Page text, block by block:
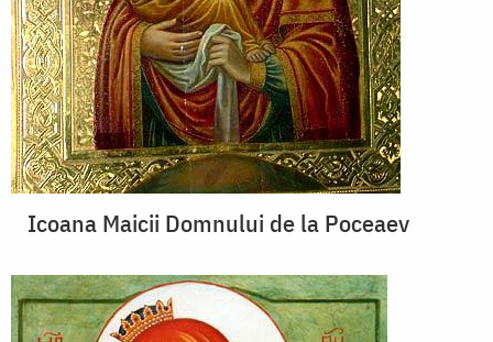
Icoana Maicii Domnului de la Poceaev